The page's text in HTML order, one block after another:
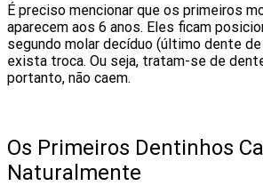
É preciso mencionar que os primeiros
aparecem aos 6 anos. Eles ficam
segundo molar decíduo (último dente
exista troca. Ou seja, tratam-se de
portanto, não caem.
Os Primeiros Dentinhos
Naturalmente